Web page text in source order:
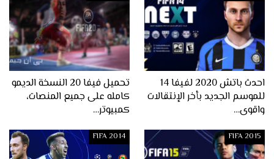
احدث باتش 2020 لفيفا 14
للموسم الجديد بأخر الإنتقالات
واقوى…
تحميل فيفا 20 النسخة الديمو
كامله على جميع المنصات،
كمبيوتر…
FIFA 2015
FIFA 2014